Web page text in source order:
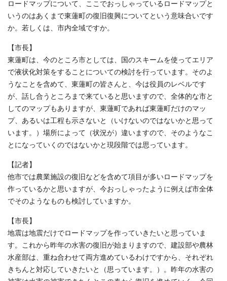
ロードマップについて、ここでおっしゃっているロードマップと
いうのはあくまで東蓮町の復旧復興についてという意味合いです
か。若しくは、市内全域ですか。
【市長】
東蓮町は、今のところ市としては、国のスキームを使ってエリア
で液状化対策をすることについての検討を行っています。そのよ
うなことを含めて、東蓮町の皆さんと、今は役員のレベルです
が、話し合うところまで来ていると思いますので、全体的な市と
してのマップもありますが、東蓮町であれば東蓮町だけのマッ
プ、あるいは工程も示さないと（いけないのではないかと思って
います。）場所によって（状況が）違いますので、そのようなこ
とになっていくのではないかと現段階では思っています。
【記者】
他市では農業施設の復旧などを含めて項目が多いロードマップを
作っているかと思いますが、今おっしゃったように例えば市全体
でそのようなものも検討していますか。
【市長】
地震は地震だけでロードマップを作っていきたいと思っていま
す。これから昨年の水害の復旧が始まりますので、建設部や農林
水産部は、重ね合わせて両方進めているわけですから、それぞれ
きちんと対応していきたいと（思っています。）。昨年の水害の